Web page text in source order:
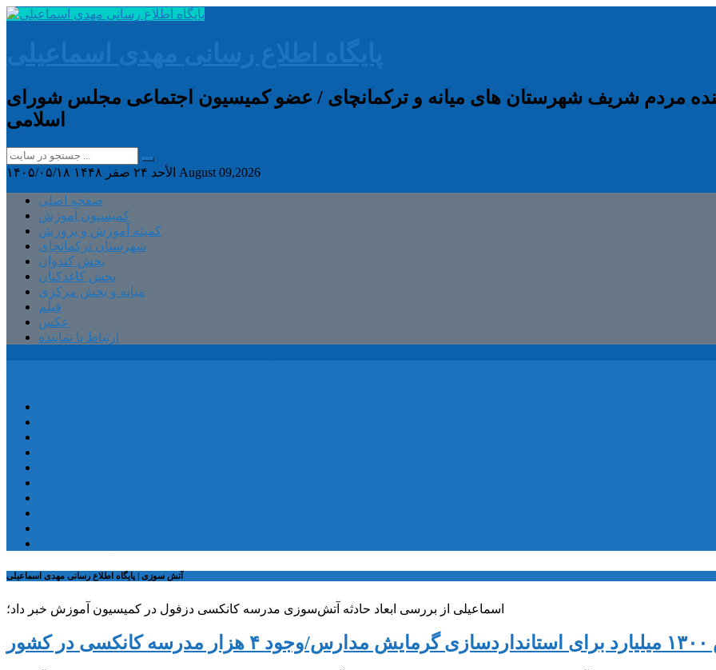
مردم شریف شهرستان های میانه و ترکمانچای / عضو کمیسیون اجتماعی مجلس شورای
اسلامی
۱۴۰۵/۰۵/۱۸ الأحد ۲۴ صفر ۱۴۴۸ August 09,2026
صفحه اصلی
کمیسیون آموزش
کمیته آموزش و پرورش
شهرستان ترکمانچای
بخش کندوان
بخش کاغذکنان
میانه و بخش مرکزی
فیلم
عکس
ارتباط با نماینده
آتش سوزی | پایگاه اطلاع رسانی مهدی اسماعیلی
اسماعیلی از بررسی ابعاد حادثه آتش‌سوزی مدرسه کانکسی دزفول در کمیسیون آموزش خبر داد؛